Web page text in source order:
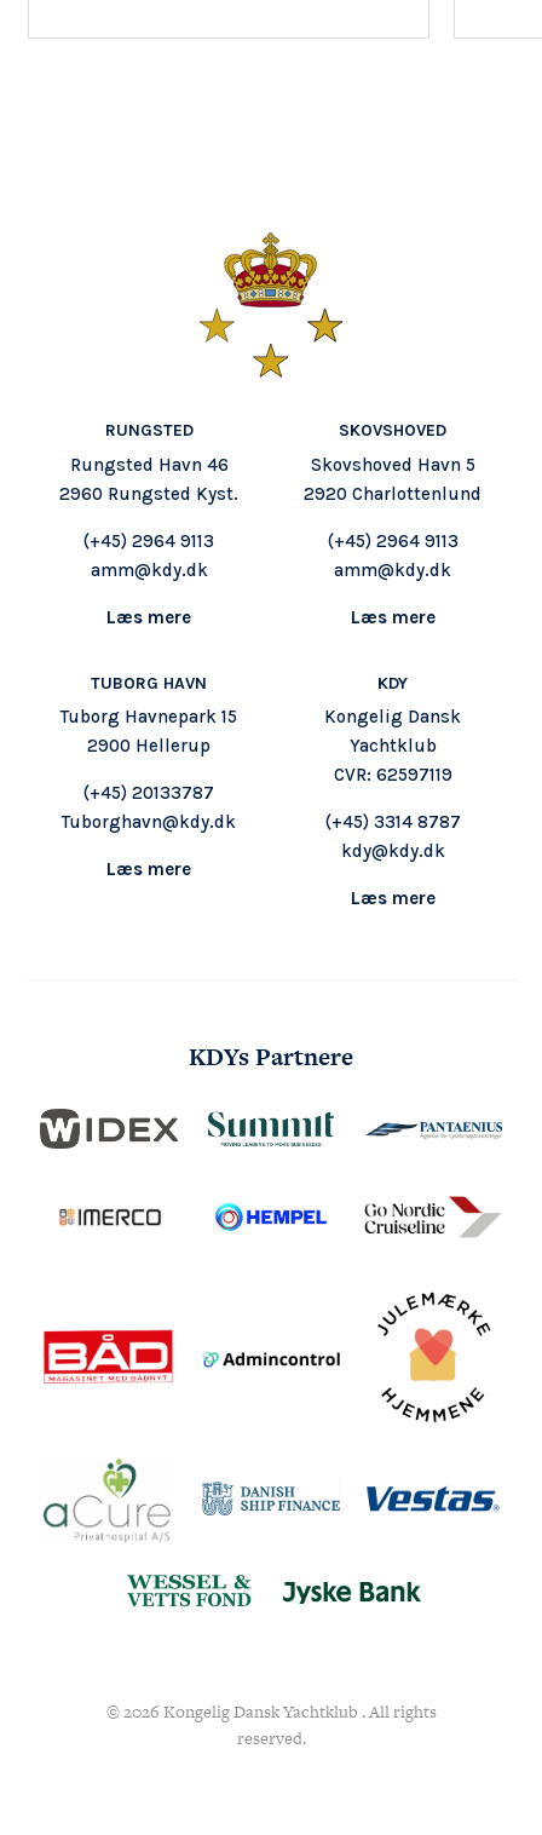
RUNGSTED
Rungsted Havn 46
2960 Rungsted Kyst.
(+45)2964 9113
amm@kdy.dk
Læs mere
SKOVSHOVED
Skovshoved Havn 5
2920 Charlottenlund
(+45) 2964 9113
amm@kdy.dk
Læs mere
TUBORG HAVN
Tuborg Havnepark 15
2900 Hellerup
(+45) 20133787
Tuborghavn@kdy.dk
Læs mere
KDY
Kongelig Dansk
Yachtklub
CVR: 62597119
(+45) 3314 8787
kdy@kdy.dk
Læs mere
KDYs Partnere
© 2026 Kongelig Dansk Yachtklub . All rights
reserved.